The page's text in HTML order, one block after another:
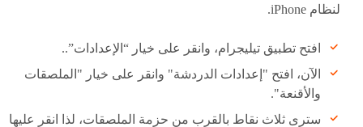
لنظام iPhone.
افتح تطبيق تيليجرام، وانقر على خيار “الإعدادات”..
الآن، افتح "إعدادات الدردشة" وانقر على خيار "الملصقات
والأقنعة".
سترى ثلاث نقاط بالقرب من حزمة الملصقات، لذا انقر عليها